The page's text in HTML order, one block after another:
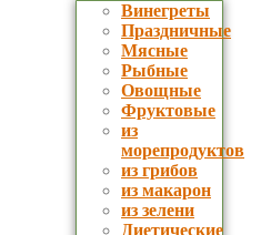
Винегреты
Праздничные
Мясные
Рыбные
Овощные
Фруктовые
из
морепродуктов
из грибов
из макарон
из зелени
Диетические